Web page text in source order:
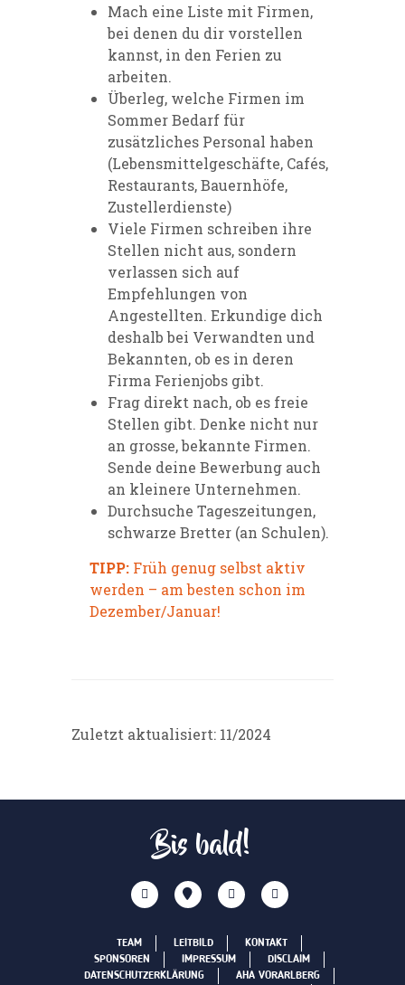
Mach eine Liste mit Firmen,
bei denen du dir vorstellen
kannst, in den Ferien zu
arbeiten.
Überleg, welche Firmen im
Sommer Bedarf für
zusätzliches Personal haben
(Lebensmittelgeschäfte, Cafés,
Restaurants, Bauernhöfe,
Zustellerdienste)
Viele Firmen schreiben ihre
Stellen nicht aus, sondern
verlassen sich auf
Empfehlungen von
Angestellten. Erkundige dich
deshalb bei Verwandten und
Bekannten, ob es in deren
Firma Ferienjobs gibt.
Frag direkt nach, ob es freie
Stellen gibt. Denke nicht nur
an grosse, bekannte Firmen.
Sende deine Bewerbung auch
an kleinere Unternehmen.
Durchsuche Tageszeitungen,
schwarze Bretter (an Schulen).
TIPP: Früh genug selbst aktiv
werden – am besten schon im
Dezember/Januar!
Zuletzt aktualisiert: 11/2024
Bis bald!
TEAM LEITBILD
KONTAKT
SPONSOREN
IMPRESSUM
DISCLAIM
DATENSCHUTZERKLÄRUNG
AHA VORARLBERG